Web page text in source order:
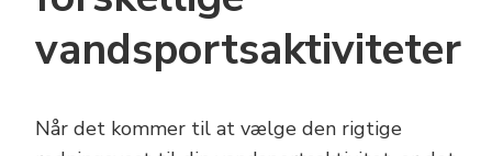
vandsportsaktiviteter
Når det kommer til at vælge den rigtige